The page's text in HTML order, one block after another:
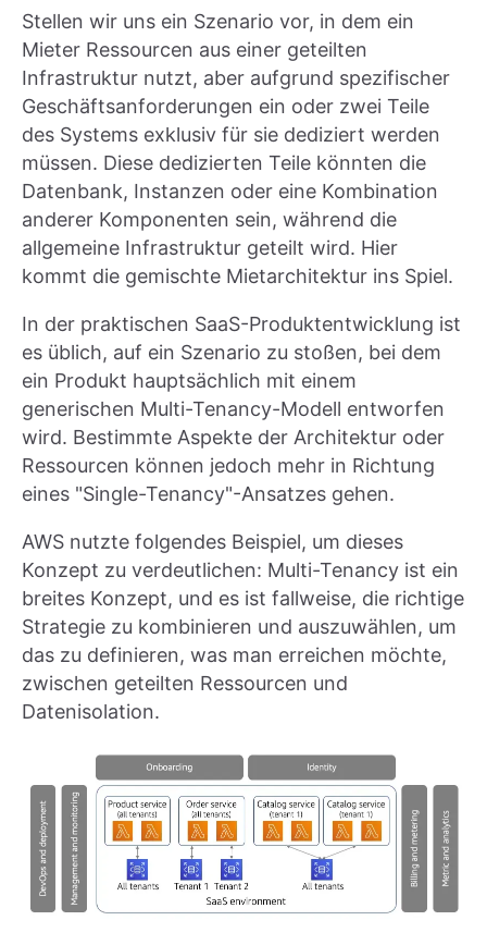
Stellen wir uns ein Szenario vor, in dem ein
Mieter Ressourcen aus einer geteilten
Infrastruktur nutzt, aber aufgrund spezifischer
Geschäftsanforderungen ein oder zwei Teile
des Systems exklusiv für sie dediziert werden
müssen. Diese dedizierten Teile könnten die
Datenbank, Instanzen oder eine Kombination
anderer Komponenten sein, während die
allgemeine Infrastruktur geteilt wird. Hier
kommt die gemischte Mietarchitektur ins Spiel.
In der praktischen SaaS-Produktentwicklung ist
es üblich, auf ein Szenario zu stoßen, bei dem
ein Produkt hauptsächlich mit einem
generischen Multi-Tenancy-Modell entworfen
wird. Bestimmte Aspekte der Architektur oder
Ressourcen können jedoch mehr in Richtung
eines "Single-Tenancy"-Ansatzes gehen.
AWS nutzte folgendes Beispiel, um dieses
Konzept zu verdeutlichen: Multi-Tenancy ist ein
breites Konzept, und es ist fallweise, die richtige
Strategie zu kombinieren und auszuwählen, um
das zu definieren, was man erreichen möchte,
zwischen geteilten Ressourcen und
Datenisolation.